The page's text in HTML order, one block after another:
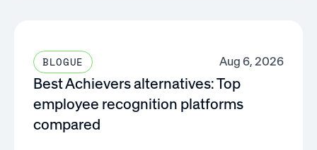
BLOGUE Aug 6, 2026
Best Achievers alternatives: Top
employee recognition platforms
compared